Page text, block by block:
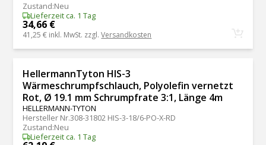
Zustand:Neu
Lieferzeit ca. 1 Tag
34,66 €
41,25 € inkl. MwSt. zzgl.Versandkosten
HellermannTyton HIS-3
Wärmeschrumpfschlauch, Polyolefin vernetzt
Rot, Ø 19.1 mm Schrumpfrate 3:1, Länge 4m
HELLERMANN-TYTON
Hersteller Nr.308-31802 HIS-3-18/6-PO-X-RD
Zustand:Neu
Lieferzeit ca. 1 Tag